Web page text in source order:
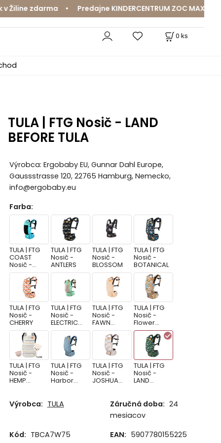
• Predajne KINDERCENTRUM ZOC MAX a
0 ks
TULA | FTG Nosič - LAND
BEFORE TULA
Výrobca: Ergobaby EU, Gunnar Dahl Europe,
Gaussstrasse 120, 22765 Hamburg, Nemecko,
info@ergobaby.eu
Farba:
TULA | FTG
COAST
Nosič -
Critter
Squad
TULA | FTG
Nosič -
ANTLERS
TULA | FTG
Nosič -
BLOSSOM
TULA | FTG
Nosič -
BOTANICAL
TULA | FTG
Nosič -
CHERRY
TULA | FTG
Nosič -
ELECTRIC
LEAVES
TULA | FTG
Nosič -
FAWN
GINGHAM
TULA | FTG
Nosič -
Flower
Walk
TULA | FTG
Nosič -
HEMP
TULA | FTG
Nosič -
Harbor
TULA | FTG
Nosič -
JOSHUA
TULA | FTG
Nosič -
LAND
Nosič -
LEOPARD
Nosič -
MERMAID
Nosič -
MOJAVE
Nosič -
PAINT
Výrobca: TULA Záručná doba: 24
mesiacov
Kód: TBCA7W75 EAN: 5907780155225